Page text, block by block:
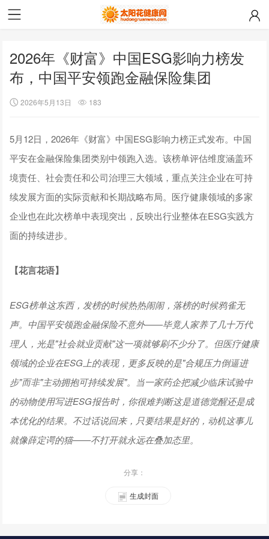
2026年《财富》中国ESG影响力榜发
布，中国平安领跑金融保险集团
2026年5月13日 183
5月12日，2026年《财富》中国ESG影响力榜正式发布。中国
平安在金融保险集团类别中领跑入选。该榜单评估维度涵盖环
境责任、社会责任和公司治理三大领域，重点关注企业在可持
续发展方面的实际贡献和长期战略布局。医疗健康领域的多家
企业也在此次榜单中表现突出，反映出行业整体在ESG实践方
面的持续进步。
【花言花语】
ESG榜单这东西，发榜的时候热热闹闹，落榜的时候鸦雀无
声。中国平安领跑金融保险不意外——毕竟人家养了几十万代
理人，光是"社会就业贡献"这一项就够刷不少分了。但医疗健康
领域的企业在ESG上的表现，更多反映的是"合规压力倒逼进
步"而非"主动拥抱可持续发展"。当一家药企把减少临床试验中
的动物使用写进ESG报告时，你很难判断这是道德觉醒还是成
本优化的结果。不过话说回来，只要结果是好的，动机这事儿
就像薛定谔的猫——不打开就永远在叠加态里。
分享：
生成封面